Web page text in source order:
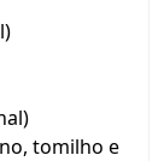
tomilho e